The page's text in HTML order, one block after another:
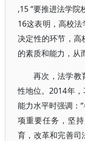
,15 “要推进法学院
16这表明，高校法
决定性的环节，高
的素质和能力，从
再次，法学教
性地位。2014年
能力水平时强调：
项重要任务，坚
育，改革和完善司